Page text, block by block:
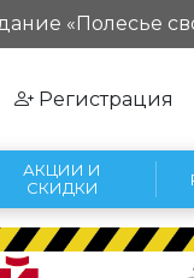
«Полесье
Регистрация
АКЦИИ И
СКИДКИ